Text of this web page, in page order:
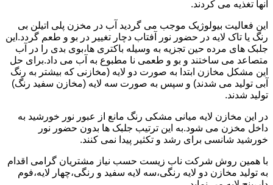
آنها تغذیه می کردند.
این فعالیت بیولوژیک موجب می گردید آب در مخزن پلی اتیلن بی
رنگ یا تاک لایه در حضور نور آفتاب دچار تغییر در بو و طعم گردد.این
جلبک های مرده حین تجزیه به وسیله باکتری ها،بوی بدی را در آب
متصاعد می ساختند و بو و طعمی نا مطبوع به آب می داد.برای حل
این مشکل مخازن ابتدا به صورت دو لایه (مخازنی که بیشتر به رنگ
آبی تولید می شدند) و سپس به صورت سه لایه (مخازن سفید رنگ)
تولید شدند.
در این مخازن لایه میانی مشکی رنگ مانع از عبور نور خورشید به
داخل مخزن می شود.به این ترتیب جلبک ها بدون حضور نور
خورشید شانسی برای رشد و تکثیر پیدا نمی کنند.
با همین روش شرکت ناب زیست حسب نیاز مشتریان گرامی اقدام
به تولید مخازن دو لایه رنگی،سه لایه سفید و رنگی،چهار لایه،فوم